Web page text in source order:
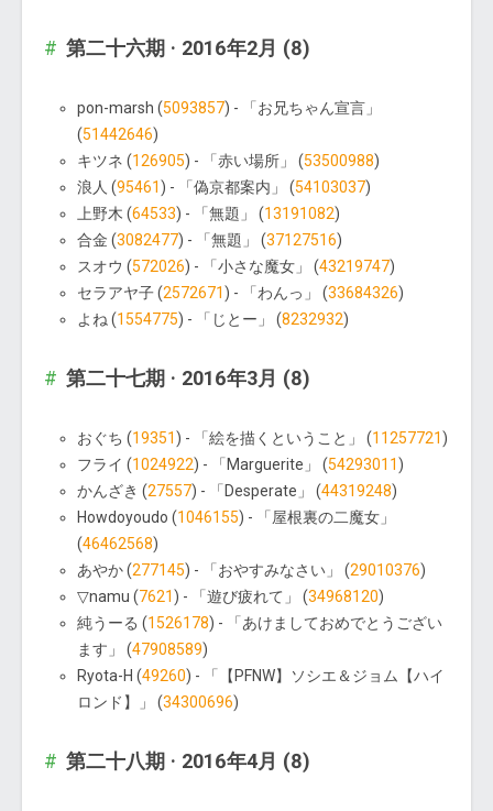
第二十六期 · 2016年2月 (8)
pon-marsh (5093857) - 「お兄ちゃん宣言」
(51442646)
キツネ (126905) - 「赤い場所」 (53500988)
浪人 (95461 ) - 「偽京都案内」 (54103037)
上野木 (64533) - 「無題」 (13191082)
合金 (3082477) - 「無題」 (37127516)
スオウ (572026) - 「小さな魔女」 (43219747)
セラアヤ子 (2572671 ) - 「わんっ」 (33684326)
よね (1554775) - 「じとー」 (8232932)
第二十七期 · 2016年3月 (8)
おぐち (19351 ) - 「絵を描くということ」 (11257721 )
フライ (1024922) - 「Marguerite」 (54293011 )
かんざき (27557) - 「Desperate」 (44319248)
Howdoyoudo (1046155) - 「屋根裏の二魔女」
(46462568)
あやか (277145) - 「おやすみなさい」 (29010376)
▽namu (7621 ) - 「遊び疲れて」 (34968120)
純うーる (1526178) - 「あけましておめでとうござい
ます」 (47908589)
Ryota-H (49260) - 「【PFNW】ソシエ＆ジョム【ハイ
ロンド】」 (34300696)
第二十八期 · 2016年4月 (8)